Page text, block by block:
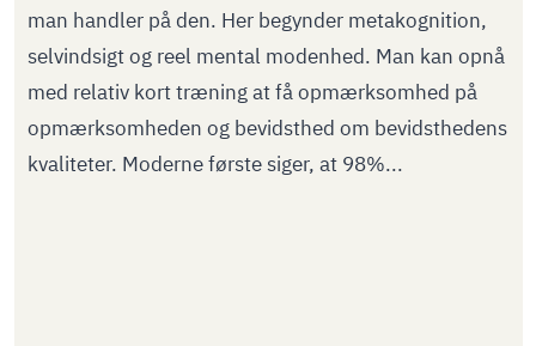
man handler på den. Her begynder metakognition,
selvindsigt og reel mental modenhed. Man kan opnå
med relativ kort træning at få opmærksomhed på
opmærksomheden og bevidsthed om bevidsthedens
kvaliteter. Moderne første siger, at 98%...